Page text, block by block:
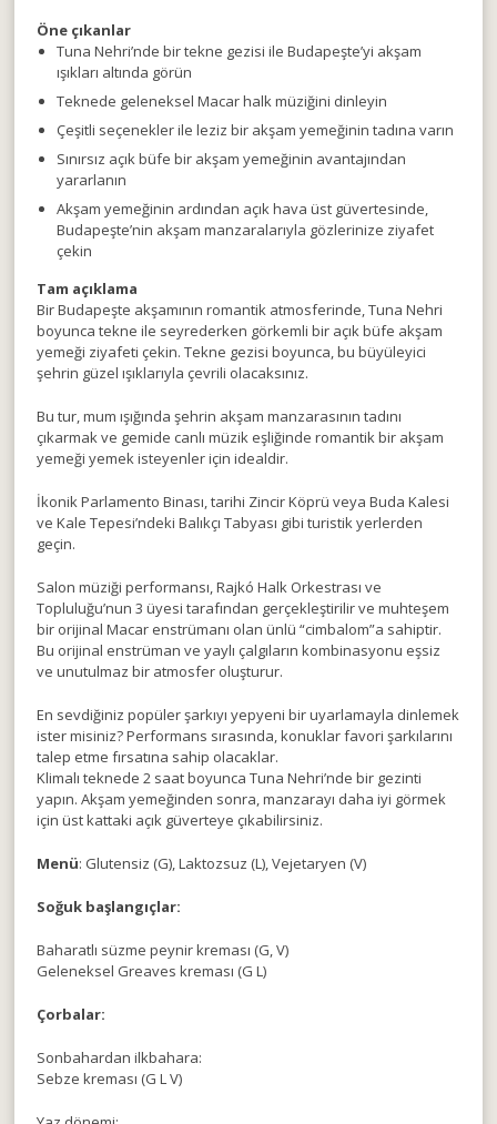
Öne çıkanlar
Tuna Nehri’nde bir tekne gezisi ile Budapeşte’yi akşam
ışıkları altında görün
Teknede geleneksel Macar halk müziğini dinleyin
Çeşitli seçenekler ile leziz bir akşam yemeğinin tadına varın
Sınırsız açık büfe bir akşam yemeğinin avantajından
yararlanın
Akşam yemeğinin ardından açık hava üst güvertesinde,
Budapeşte’nin akşam manzaralarıyla gözlerinize ziyafet
çekin
Tam açıklama
Bir Budapeşte akşamının romantik atmosferinde, Tuna Nehri
boyunca tekne ile seyrederken görkemli bir açık büfe akşam
yemeği ziyafeti çekin. Tekne gezisi boyunca, bu büyüleyici
şehrin güzel ışıklarıyla çevrili olacaksınız.
Bu tur, mum ışığında şehrin akşam manzarasının tadını
çıkarmak ve gemide canlı müzik eşliğinde romantik bir akşam
yemeği yemek isteyenler için idealdir.
İkonik Parlamento Binası, tarihi Zincir Köprü veya Buda Kalesi
ve Kale Tepesi’ndeki Balıkçı Tabyası gibi turistik yerlerden
geçin.
Salon müziği performansı, Rajkó Halk Orkestrası ve
Topluluğu’nun 3 üyesi tarafından gerçekleştirilir ve muhteşem
bir orijinal Macar enstrümanı olan ünlü “cimbalom”a sahiptir.
Bu orijinal enstrüman ve yaylı çalgıların kombinasyonu eşsiz
ve unutulmaz bir atmosfer oluşturur.
En sevdiğiniz popüler şarkıyı yepyeni bir uyarlamayla dinlemek
ister misiniz? Performans sırasında, konuklar favori şarkılarını
talep etme fırsatına sahip olacaklar.
Klimalı teknede 2 saat boyunca Tuna Nehri’nde bir gezinti
yapın. Akşam yemeğinden sonra, manzarayı daha iyi görmek
için üst kattaki açık güverteye çıkabilirsiniz.
Menü: Glutensiz (G), Laktozsuz (L), Vejetaryen (V)
Soğuk başlangıçlar:
Baharatlı süzme peynir kreması (G, V)
Geleneksel Greaves kreması (G L)
Çorbalar:
Sonbahardan ilkbahara:
Sebze kreması (G L V)